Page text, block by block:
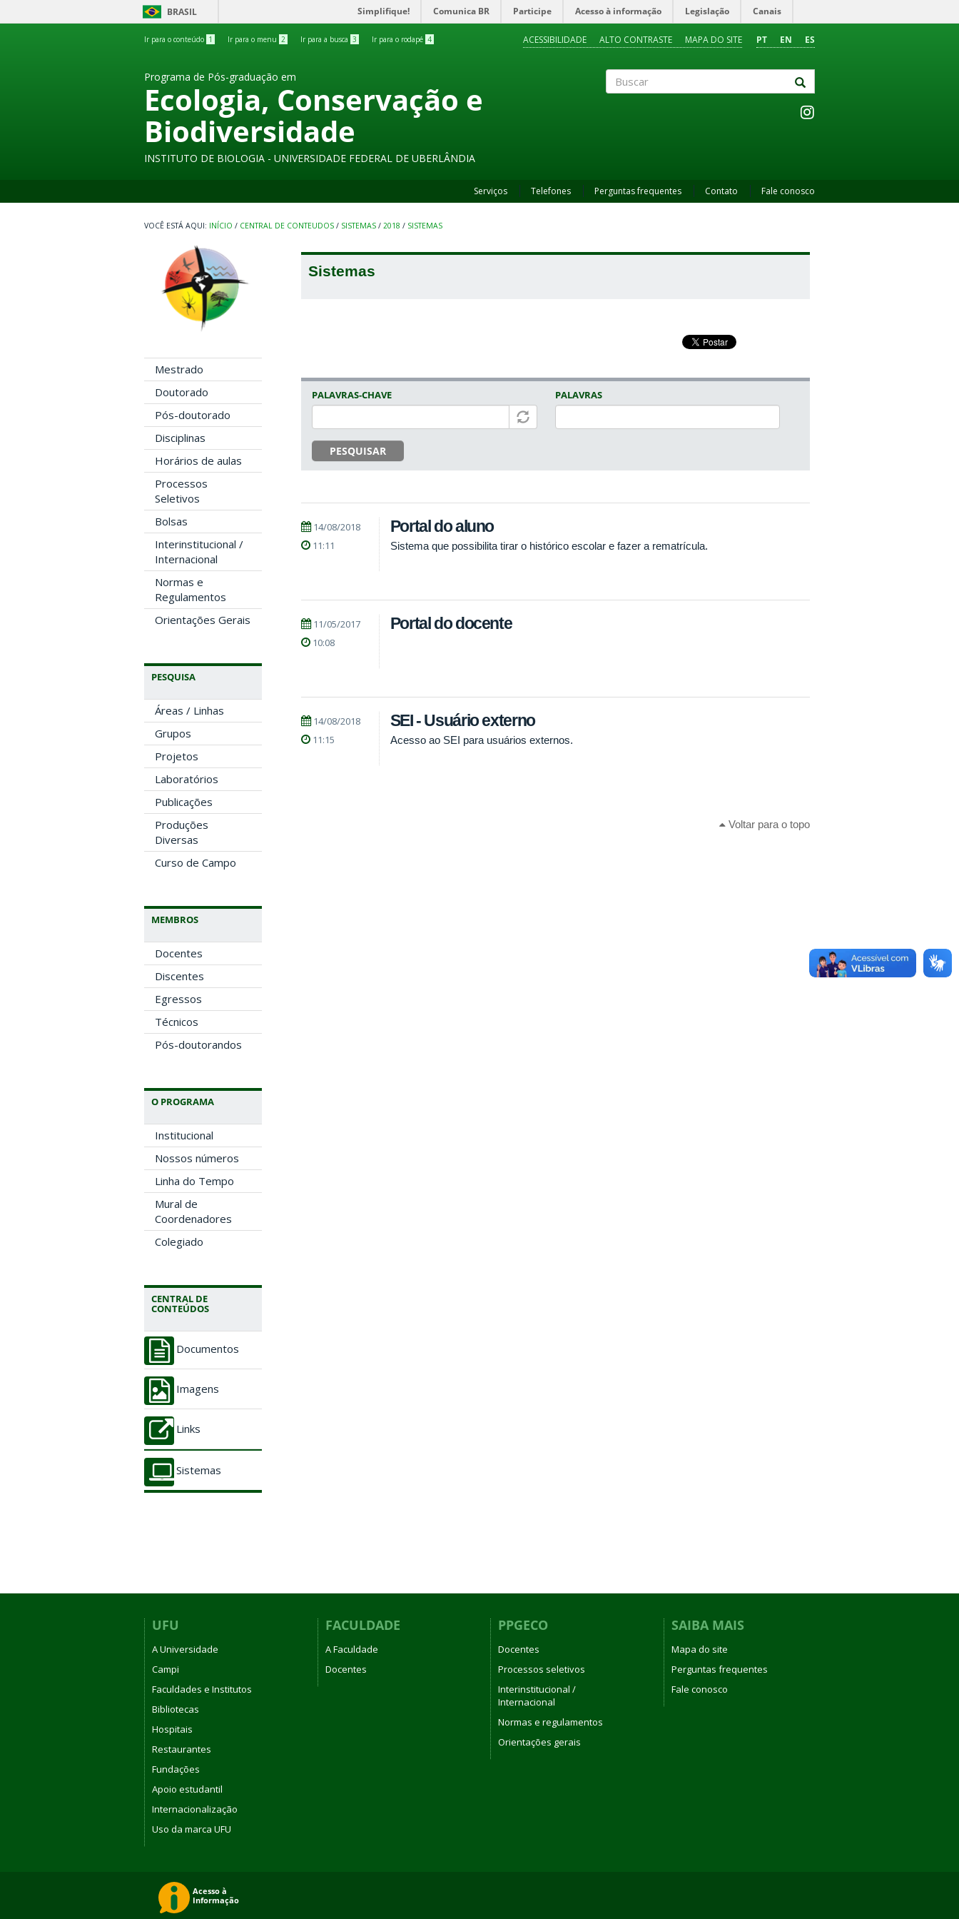
BRASIL Simplifique! Comunica BR Participe Acesso à informação Legislação Canais
Ir para o conteúdo 1 Ir para o menu 2 Ir para a busca 3 Ir para o rodapé 4 PT EN ES
ACESSIBILIDADE ALTO CONTRASTE MAPA DO SITE
Programa de Pós-graduação em
Ecologia, Conservação e
Biodiversidade
INSTITUTO DE BIOLOGIA - UNIVERSIDADE FEDERAL DE UBERLÂNDIA
Serviços Telefones Perguntas frequentes Contato Fale conosco
INÍCIO / CENTRAL DE CONTEUDOS / SISTEMAS / 2018 / SISTEMAS
Mestrado
Doutorado
Pós-doutorado
Disciplinas
Horários de aulas
Processos
Seletivos
Bolsas
Interinstitucional /
Internacional
Normas e
Regulamentos
Orientações Gerais
PESQUISA
Áreas / Linhas
Grupos
Projetos
Laboratórios
Publicações
Produções
Diversas
Curso de Campo
MEMBROS
Docentes
Discentes
Egressos
Técnicos
Pós-doutorandos
O PROGRAMA
Institucional
Nossos números
Linha do Tempo
Mural de
Coordenadores
Colegiado
CENTRAL DE
CONTEÚDOS
Documentos
Imagens
Links
Sistemas
Sistemas
PALAVRAS-CHAVE
PESQUISAR
PALAVRAS
14/08/2018
11:11
Portal do aluno
Sistema que possibilita tirar o histórico escolar e fazer a rematrícula.
11/05/2017
10:08
Portal do docente
14/08/2018
11:15
SEI - Usuário externo
Acesso ao SEI para usuários externos.
Voltar para o topo
UFU
A Universidade
Campi
Faculdades e Institutos
Bibliotecas
Hospitais
Restaurantes
Fundações
Apoio estudantil
Internacionalização
Uso da marca UFU
FACULDADE
A Faculdade
Docentes
PPGECO
Docentes
Processos seletivos
Interinstitucional /
Internacional
Normas e regulamentos
Orientações gerais
SAIBA MAIS
Mapa do site
Perguntas frequentes
Fale conosco